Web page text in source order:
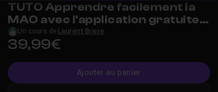
TUTO Apprendre facilement la
MAO avec l'application gratuite
Garageband d'Apple
Un cours de Laurent Briere
39,99€
Ajouter au panier